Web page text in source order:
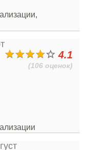
4.1
(106 оценок)